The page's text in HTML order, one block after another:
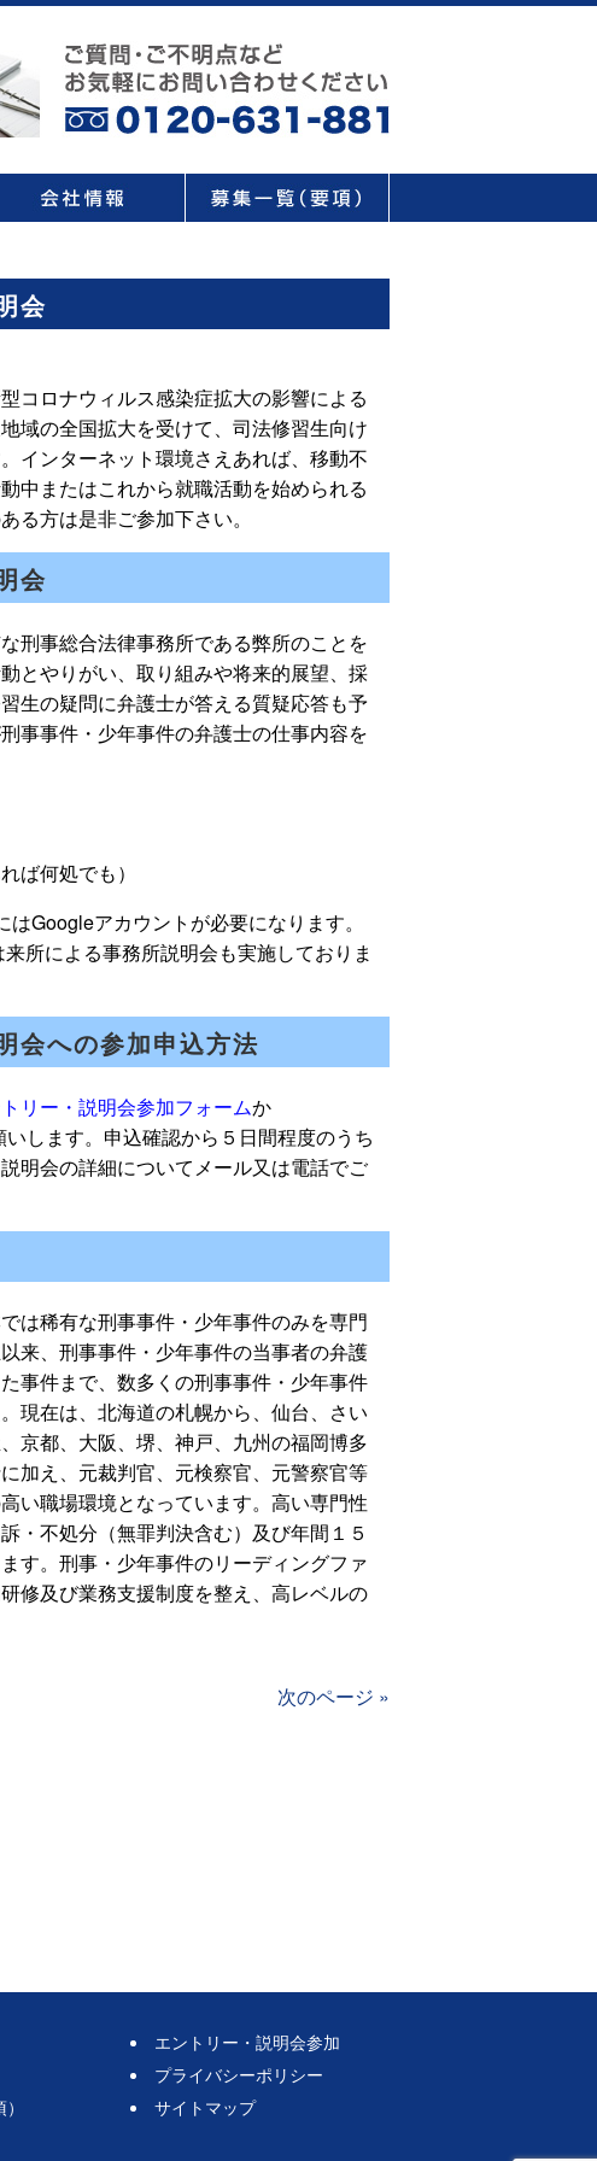
会
コロナウィルス感染症拡大の影響による
域の全国拡大を受けて、司法修習生向け
インターネット環境さえあれば、移動不
中またはこれから就職活動を始められる
る方は是非ご参加下さい。
会
刑事総合法律事務所である弊所のことを
とやりがい、取り組みや将来的展望、採
生の疑問に弁護士が答える質疑応答も予
事事件・少年事件の弁護士の仕事内容を
ば何処でも）
Googleアカウントが必要になります。
所による事務所説明会も実施しておりま
会への参加申込方法
リー・説明会参加フォームか
します。申込確認から５日間程度のうち
明会の詳細についてメール又は電話でご
は稀有な刑事事件・少年事件のみを専門
来、刑事事件・少年事件の当事者の弁護
事件まで、数多くの刑事事件・少年事件
現在は、北海道の札幌から、仙台、さい
京都、大阪、堺、神戸、九州の福岡博多
加え、元裁判官、元検察官、元警察官等
い職場環境となっています。高い専門性
・不処分（無罪判決含む）及び年間１５
す。刑事・少年事件のリーディングファ
修及び業務支援制度を整え、高レベルの
次のページ »
エントリー・説明会参加
プライバシーポリシー
サイトマップ